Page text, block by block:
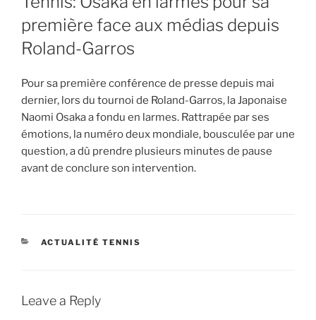
première face aux médias depuis
Roland-Garros
Pour sa première conférence de presse depuis mai
dernier, lors du tournoi de Roland-Garros, la Japonaise
Naomi Osaka a fondu en larmes. Rattrapée par ses
émotions, la numéro deux mondiale, bousculée par une
question, a dû prendre plusieurs minutes de pause
avant de conclure son intervention.
CATEGORIES
ACTUALITÉ TENNIS
Leave a Reply